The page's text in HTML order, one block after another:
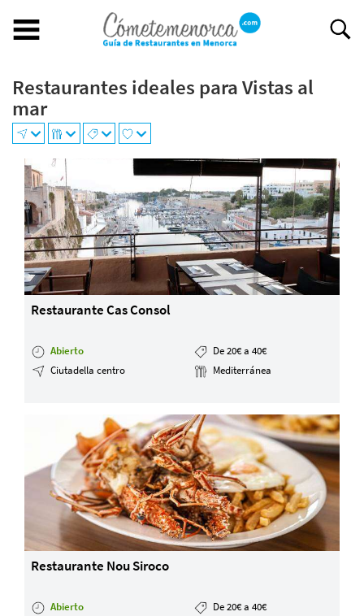
Buscar restaurante
BUSCAR RESTAURANTE
Restaurantes en Menorca
Abiertos
Por Localización
Por Tipo de Cocina
Por Precio
Ideal para
¿Tienes un restaurante?
Quiénes somos
Incluye tu restaurante
Servicios y tarifas
Información legal
Términos y condiciones
Pago seguro
Avisos legales
Privacidad y cookies
Mapa de la web
Desarrollado por
Restaurantes ideales para Vistas al
mar
+
−
Restaurante Cas Consol
Abierto
De 20€ a 40€
Ciutadella centro
Mediterránea
Restaurante Nou Siroco
Abierto
De 20€ a 40€